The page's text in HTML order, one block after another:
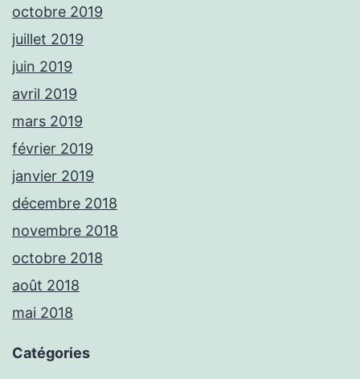
octobre 2019
juillet 2019
juin 2019
avril 2019
mars 2019
février 2019
janvier 2019
décembre 2018
novembre 2018
octobre 2018
août 2018
mai 2018
Catégories